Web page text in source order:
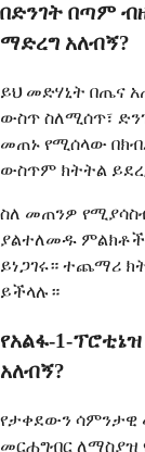
በድንገት በጣም
ማድረግ አለብኝ?
ይህ መድሃኒት በጤና
ውስጥ ስለሚሰጥ፣
መጠኑ የሚሰላው
ውስጥም ክትትል
ስለ መጠንዎ
ያልተለመዱ
ይነጋገሩ። ተጨማሪ
ይችላሉ።
የአልፋ-1-
አለብኝ?
የታቀደውን ሳምንታዊ
መርሐግብር ለማስያዝ